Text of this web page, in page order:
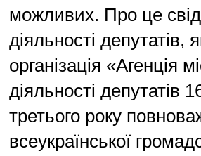
можливих. Про це
діяльності депутатів,
організація «Агенція
діяльності депутатів
третього року
всеукраїнської